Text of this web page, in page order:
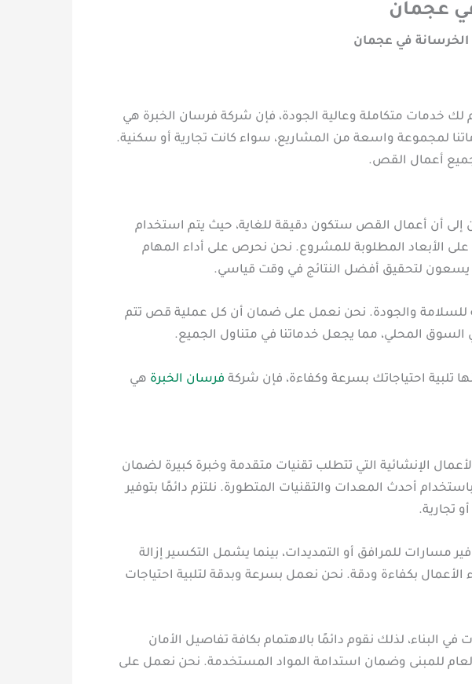
عجمان
في عجمان
متكاملة وعالية الجودة، فإن شركة فرسان الخبرة هي
لمجموعة واسعة من المشاريع، سواء كانت تجارية أو سكنية.
جميع أعمال القص.
أن أعمال القص ستكون دقيقة للغاية، حيث يتم استخدام
الأبعاد المطلوبة للمشروع. نحن نحرص على أداء المهام
يسعون لتحقيق أفضل النتائج في وقت قياسي.
للسلامة والجودة. نحن نعمل على ضمان أن كل عملية قص تتم
المحلي، مما يجعل خدماتنا في متناول الجميع.
احتياجاتك بسرعة وكفاءة، فإن شركة فرسان الخبرة هي
الإنشائية التي تتطلب تقنيات متقدمة وخبرة كبيرة لضمان
أحدث المعدات والتقنيات المتطورة. نلتزم دائمًا بتوفير
تجارية.
للمرافق أو التمديدات، بينما يشمل التكسير إزالة
الأعمال بكفاءة ودقة. نحن نعمل بسرعة وبدقة لتلبية احتياجات
لذلك نقوم دائمًا بالاهتمام بكافة تفاصيل الأمان
للمبنى وضمان استدامة المواد المستخدمة. نحن نعمل على